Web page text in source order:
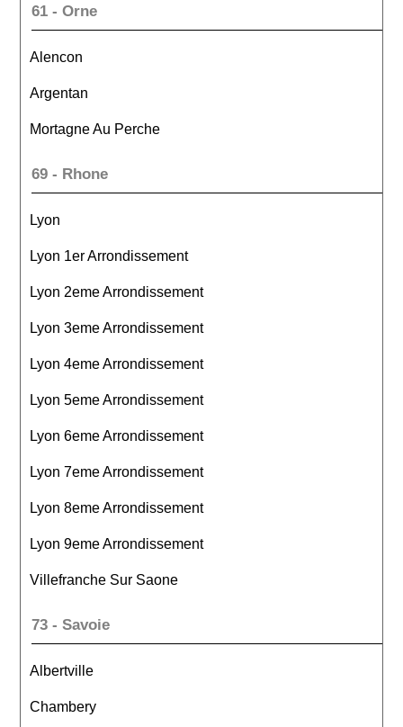
61 - Orne
Alencon
Argentan
Mortagne Au Perche
69 - Rhone
Lyon
Lyon 1er Arrondissement
Lyon 2eme Arrondissement
Lyon 3eme Arrondissement
Lyon 4eme Arrondissement
Lyon 5eme Arrondissement
Lyon 6eme Arrondissement
Lyon 7eme Arrondissement
Lyon 8eme Arrondissement
Lyon 9eme Arrondissement
Villefranche Sur Saone
73 - Savoie
Albertville
Chambery